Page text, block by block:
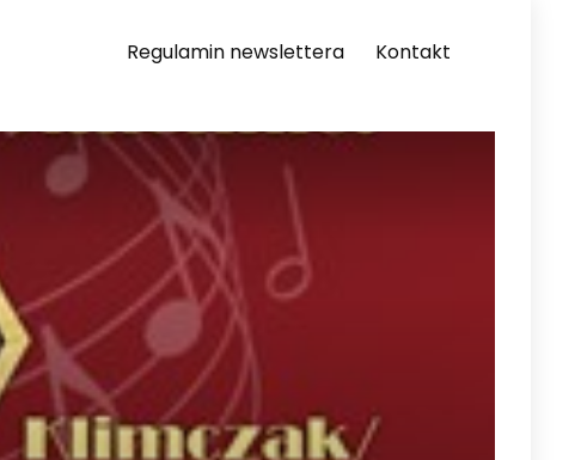
Regulamin newslettera Kontakt